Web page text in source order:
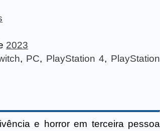
2023
, PC, PlayStation 4, PlayStation
e horror em terceira pessoa